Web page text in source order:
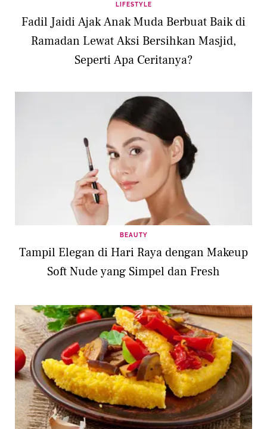
LIFESTYLE
Fadil Jaidi Ajak Anak Muda Berbuat Baik di
Ramadan Lewat Aksi Bersihkan Masjid,
Seperti Apa Ceritanya?
BEAUTY
Tampil Elegan di Hari Raya dengan Makeup
Soft Nude yang Simpel dan Fresh